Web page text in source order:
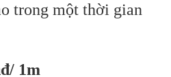
trong một thời gian
1m